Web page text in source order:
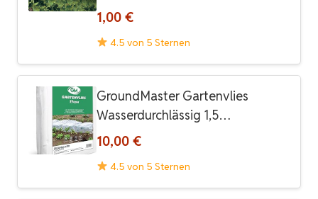
1,00 €
4.5 von 5 Sternen
GroundMaster Gartenvlies
Wasserdurchlässig 1,5…
10,00 €
4.5 von 5 Sternen